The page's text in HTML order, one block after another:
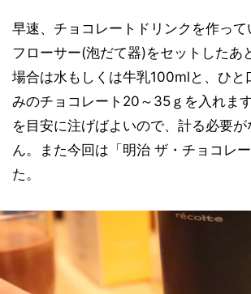
早速、チョコレートドリンクを作って
フローサー(泡だて器)をセットしたあ
場合は水もしくは牛乳100mlと、ひと
みのチョコレート20～35ｇを入れま
を目安に注げばよいので、計る必要
ん。また今回は「明治 ザ・チョコレ
た。